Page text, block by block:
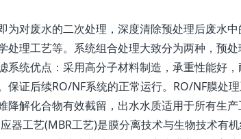
对废水的二次处理，深度清除预处理后废水中
处理工艺等。系统组合处理大致分为两种，预
系统优点：采用高分子材料制造，承重性能好
保证后续RO/NF系统的正常运行。RO/NF膜处
降解化合物有效截留，出水水质适用于所有生
器工艺(MBR工艺)是膜分离技术与生物技术有